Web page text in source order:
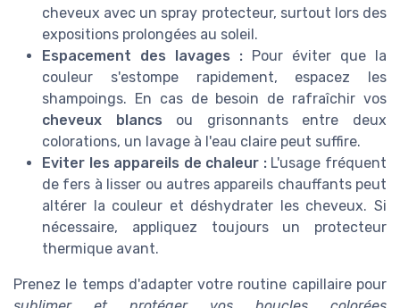
cheveux avec un spray protecteur, surtout lors des
expositions prolongées au soleil.
Espacement des lavages : Pour éviter que la
couleur s'estompe rapidement, espacez les
shampoings. En cas de besoin de rafraîchir vos
cheveux blancs ou grisonnants entre deux
colorations, un lavage à l'eau claire peut suffire.
Eviter les appareils de chaleur :L'usage fréquent
de fers à lisser ou autres appareils chauffants peut
altérer la couleur et déshydrater les cheveux. Si
nécessaire, appliquez toujours un protecteur
thermique avant.
Prenez le temps d'adapter votre routine capillaire pour